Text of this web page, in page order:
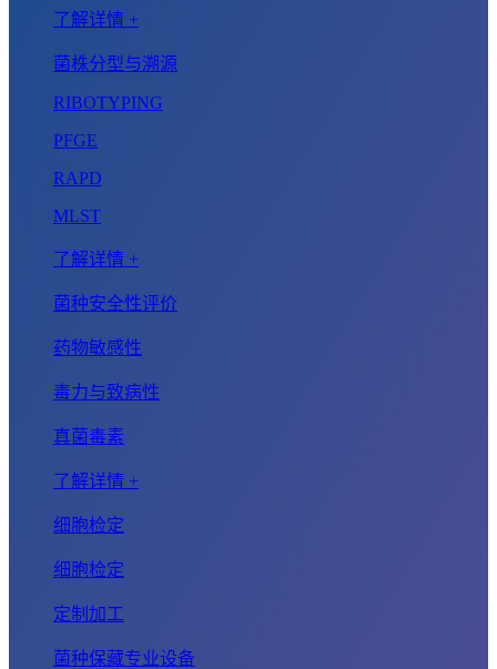
了解详情 +
菌株分型与溯源
RIBOTYPING
PFGE
RAPD
MLST
了解详情 +
菌种安全性评价
药物敏感性
毒力与致病性
真菌毒素
了解详情 +
细胞检定
细胞检定
定制加工
菌种保藏专业设备